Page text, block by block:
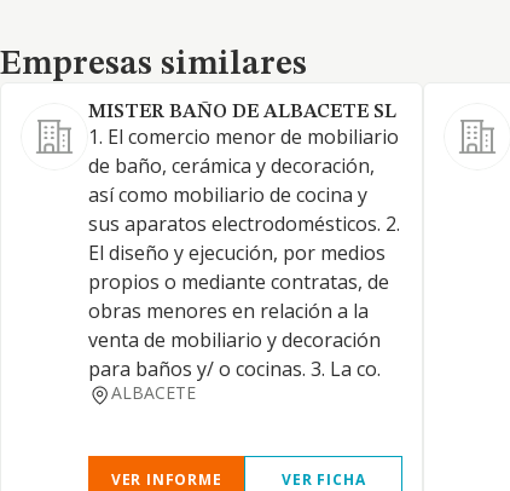
Empresas similares
Empresas similares
MISTER BAÑO DE ALBACETE SL
1. El comercio menor de mobiliario
de baño, cerámica y decoración,
así como mobiliario de cocina y
sus aparatos electrodomésticos. 2.
El diseño y ejecución, por medios
propios o mediante contratas, de
obras menores en relación a la
venta de mobiliario y decoración
para baños y/ o cocinas. 3. La co.
ALBACETE
VER INFORME VER FICHA